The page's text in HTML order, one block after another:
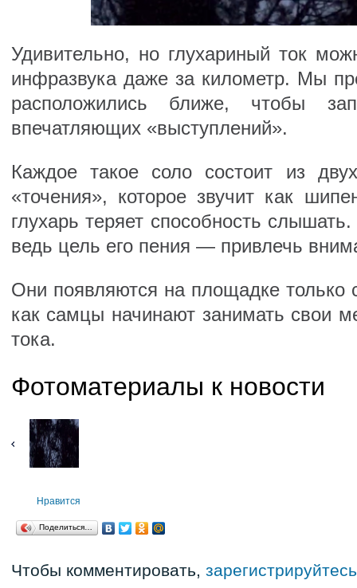
Удивительно, но глухариный ток
инфразвука даже за километр. Мы
расположились ближе, чтобы
впечатляющих «выступлений».
Каждое такое соло состоит из
«точения», которое звучит как
глухарь теряет способность
ведь цель его пения — привлечь
Они появляются на площадке только
как самцы начинают занимать свои
тока.
Фотоматериалы к новости
Нравится
Поделиться…
Чтобы комментировать, зарегистрируйтесь